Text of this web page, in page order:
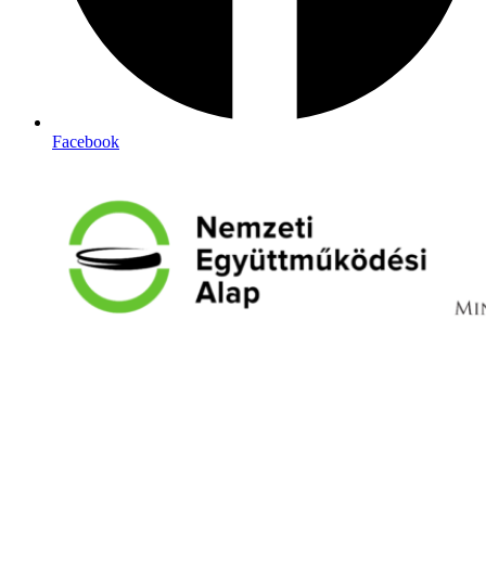
Facebook